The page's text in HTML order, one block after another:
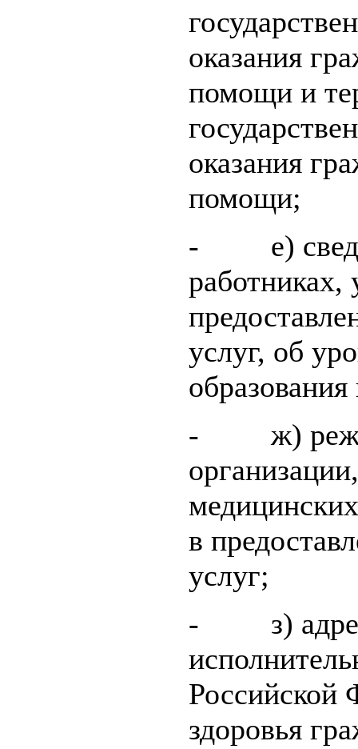
оказания
помощи и
оказания
помощи;
- е)
услуг, об
- ж) режим
в
услуг;
- з)
Российской
здоровья